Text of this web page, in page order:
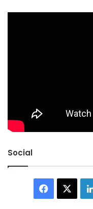
Social
Facebook